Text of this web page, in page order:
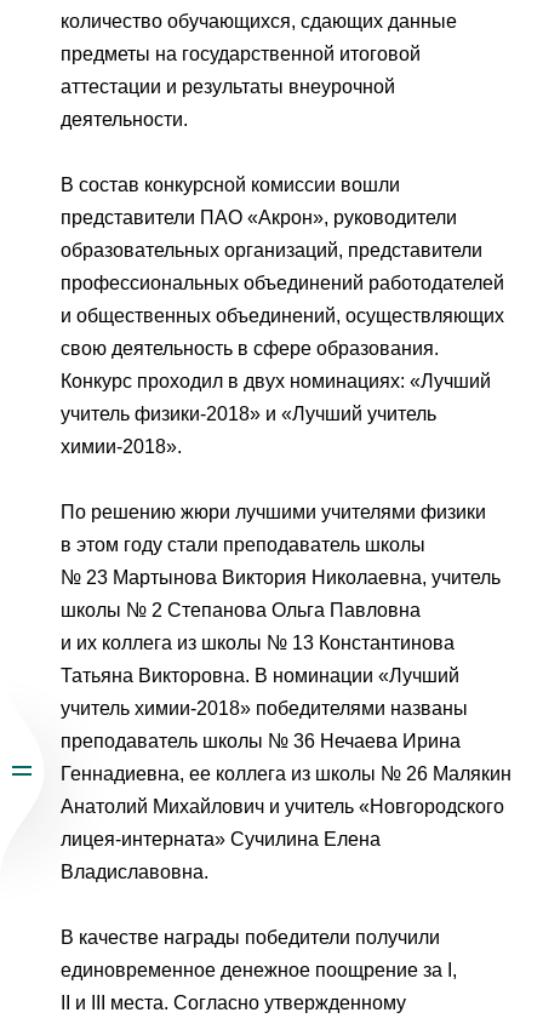
количество обучающихся, сдающих данные
предметы на государственной итоговой
аттестации и результаты внеурочной
деятельности.
В состав конкурсной комиссии вошли
представители ПАО «Акрон», руководители
образовательных организаций, представители
профессиональных объединений работодателей
и общественных объединений, осуществляющих
свою деятельность в сфере образования.
Конкурс проходил в двух номинациях: «Лучший
учитель физики-2018» и «Лучший учитель
химии-2018».
По решению жюри лучшими учителями физики
в этом году стали преподаватель школы
№ 23 Мартынова Виктория Николаевна, учитель
школы № 2 Степанова Ольга Павловна
и их коллега из школы № 13 Константинова
Татьяна Викторовна. В номинации «Лучший
учитель химии-2018» победителями названы
преподаватель школы № 36 Нечаева Ирина
Геннадиевна, ее коллега из школы № 26 Малякин
Анатолий Михайлович и учитель «Новгородского
лицея-интерната» Сучилина Елена
Владиславовна.
В качестве награды победители получили
единовременное денежное поощрение за I,
II и III места. Согласно утвержденному